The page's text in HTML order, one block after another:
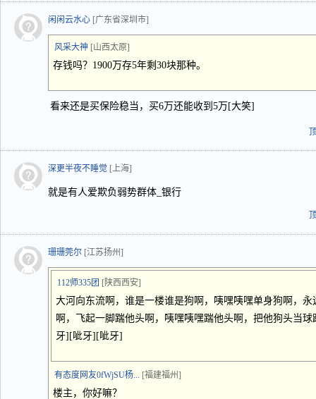
闲闲云水心 [广东省深圳市]
风采大神 [山西太原]
存钱吗？1900万存5年剩30块那种。
看来还是买保险稳当，买6万还能收到5万[大笑]
深更半夜不睡觉 [上海]
就是有人爱欺负弱势群体_银行
珊珊莞尔 [江苏扬州]
112师335团 [陕西西安]
大河向东流啊，谁是一楼谁是狗啊，咦嘿咦嘿单身狗啊，
啊，飞起一脚踹他头啊，咦嘿咦嘿踹他头啊，把他狗头当
牙][呲牙][呲牙]
有态度网友0fWjSU杨... [福建福州]
楼主，你好嘛？